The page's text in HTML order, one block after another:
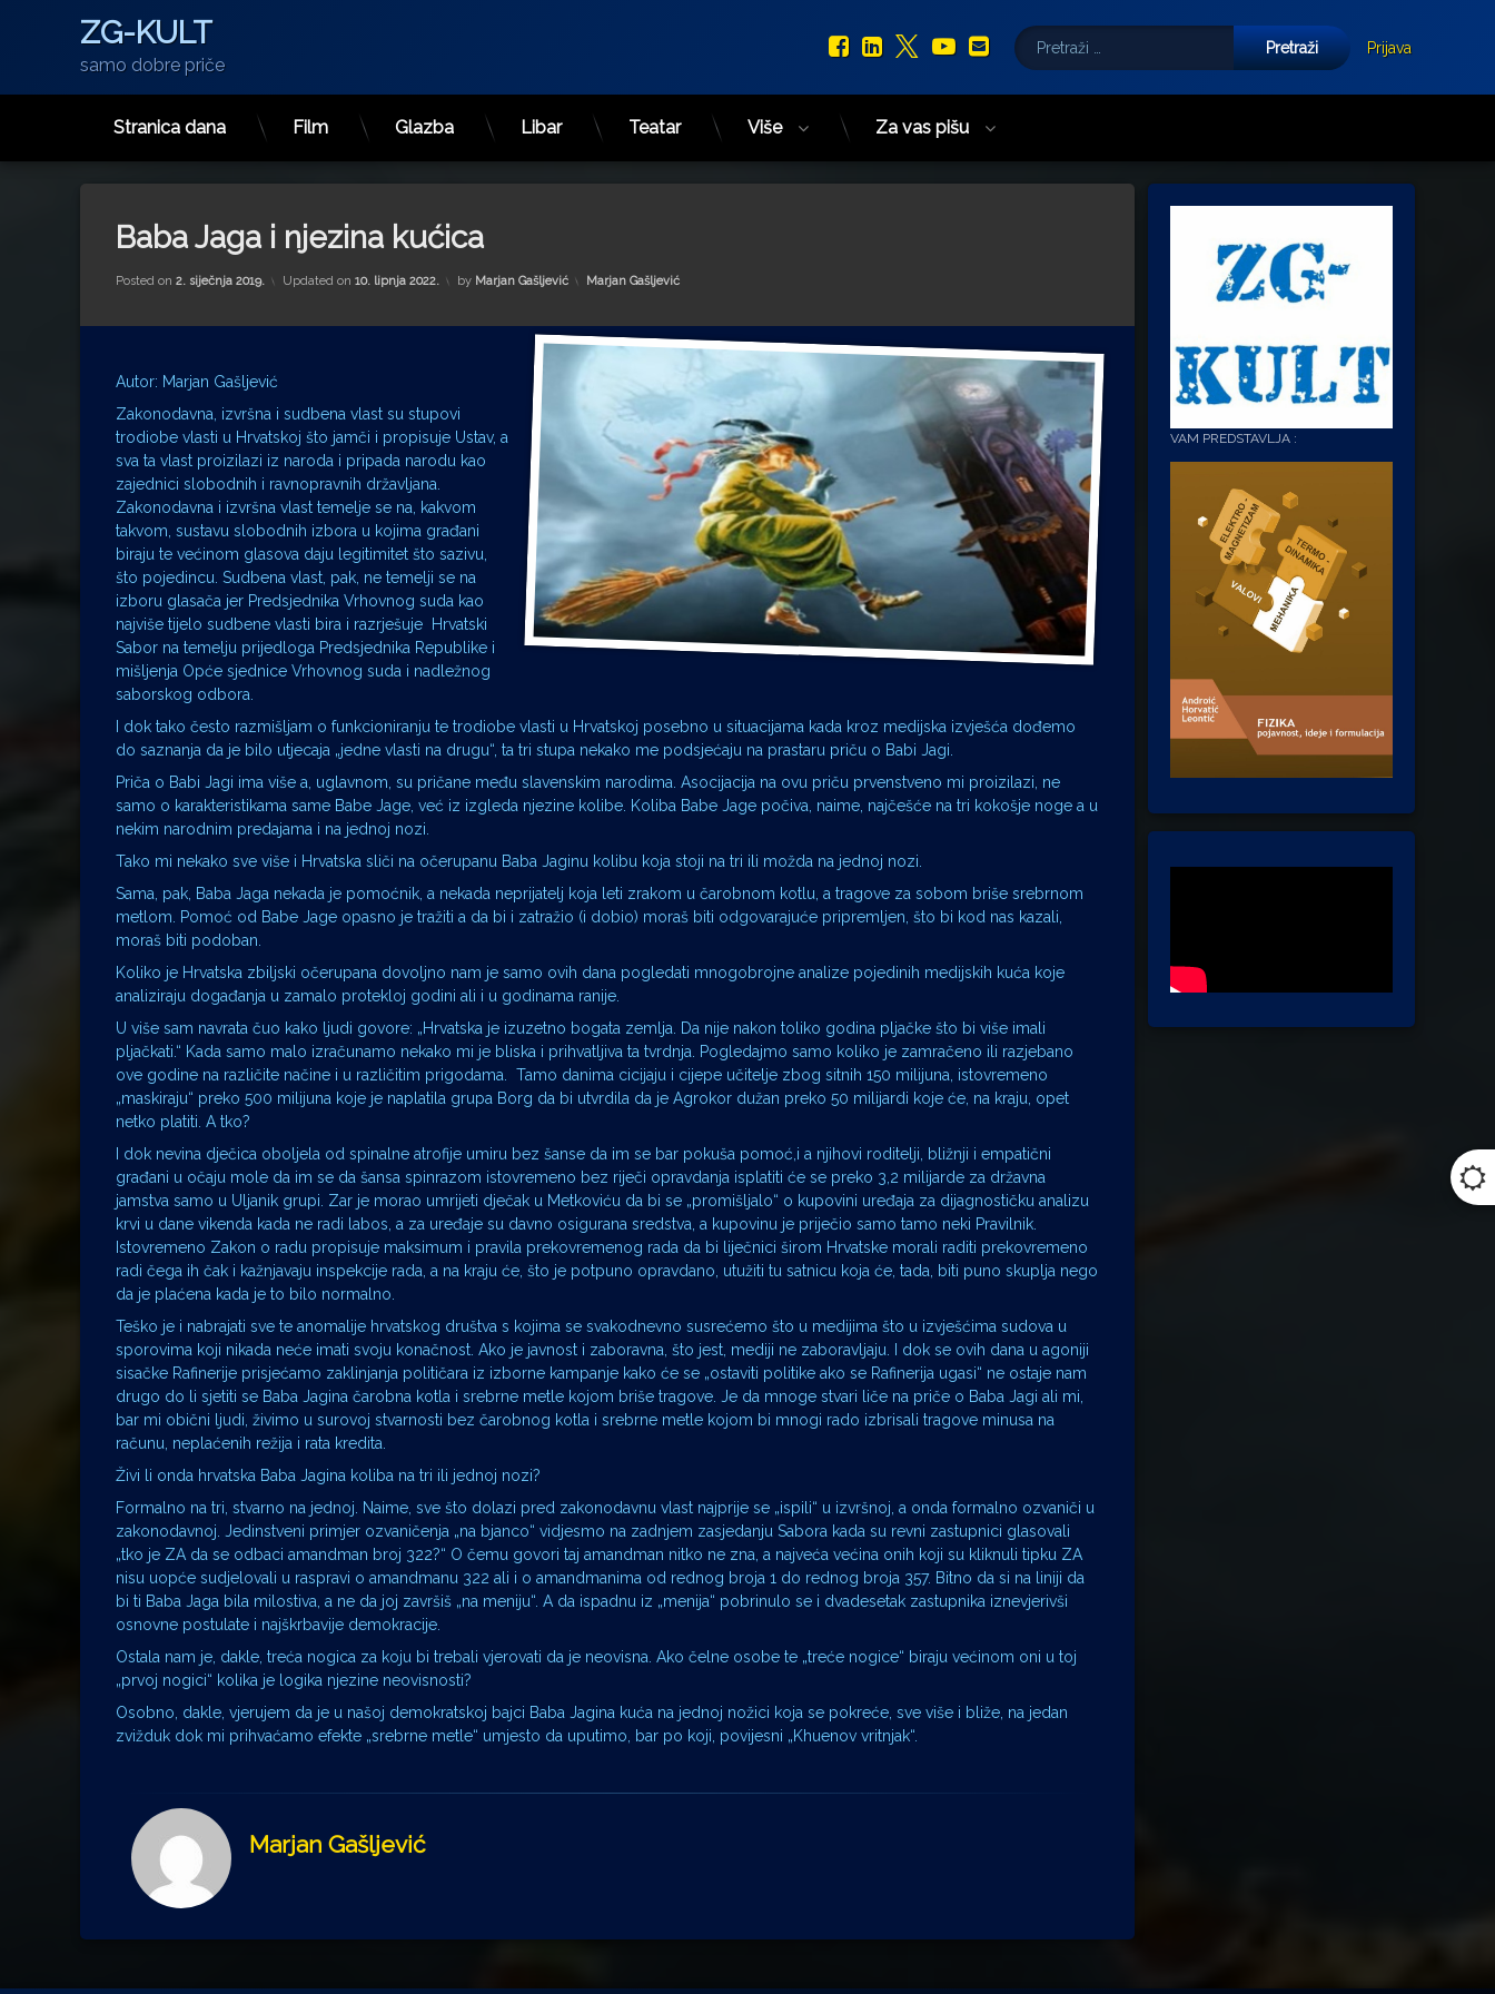
Preskoči
ZG-KULT
samo dobre priče
Facebook
LinkedIn
X.com
YouTube
E-mail
Pretraži:
Prijava
Stranica dana Film Glazba Libar Teatar Više Za vas pišu
Baba Jaga i njezina kućica
Posted on 2. siječnja 2019. Updated on 10. lipnja 2022. by Marjan Gašljević Kategorije:
Marjan Gašljević
Autor: Marjan Gašljević
Zakonodavna, izvršna i sudbena vlast su stupovi
trodiobe vlasti u Hrvatskoj što jamči i propisuje Ustav, a
sva ta vlast proizilazi iz naroda i pripada narodu kao
zajednici slobodnih i ravnopravnih državljana.
Zakonodavna i izvršna vlast temelje se na, kakvom
takvom, sustavu slobodnih izbora u kojima građani
biraju te većinom glasova daju legitimitet što sazivu,
što pojedincu. Sudbena vlast, pak, ne temelji se na
izboru glasača jer Predsjednika Vrhovnog suda kao
najviše tijelo sudbene vlasti bira i razrješuje Hrvatski
Sabor na temelju prijedloga Predsjednika Republike i
mišljenja Opće sjednice Vrhovnog suda i nadležnog
saborskog odbora.
I dok tako često razmišljam o funkcioniranju te trodiobe vlasti u Hrvatskoj posebno u situacijama kada kroz medijska izvješća dođemo
do saznanja da je bilo utjecaja „jedne vlasti na drugu“, ta tri stupa nekako me podsjećaju na prastaru priču o Babi Jagi.
Priča o Babi Jagi ima više a, uglavnom, su pričane među slavenskim narodima. Asocijacija na ovu priču prvenstveno mi proizilazi, ne
samo o karakteristikama same Babe Jage, već iz izgleda njezine kolibe. Koliba Babe Jage počiva, naime, najčešće na tri kokošje noge a u
nekim narodnim predajama i na jednoj nozi.
Tako mi nekako sve više i Hrvatska sliči na očerupanu Baba Jaginu kolibu koja stoji na tri ili možda na jednoj nozi.
Sama, pak, Baba Jaga nekada je pomoćnik, a nekada neprijatelj koja leti zrakom u čarobnom kotlu, a tragove za sobom briše srebrnom
metlom. Pomoć od Babe Jage opasno je tražiti a da bi i zatražio (i dobio) moraš biti odgovarajuće pripremljen, što bi kod nas kazali,
moraš biti podoban.
Koliko je Hrvatska zbiljski očerupana dovoljno nam je samo ovih dana pogledati mnogobrojne analize pojedinih medijskih kuća koje
analiziraju događanja u zamalo protekloj godini ali i u godinama ranije.
U više sam navrata čuo kako ljudi govore: „Hrvatska je izuzetno bogata zemlja. Da nije nakon toliko godina pljačke što bi više imali
pljačkati.“ Kada samo malo izračunamo nekako mi je bliska i prihvatljiva ta tvrdnja. Pogledajmo samo koliko je zamračeno ili razjebano
ove godine na različite načine i u različitim prigodama. Tamo danima cicijaju i cijepe učitelje zbog sitnih 150 milijuna, istovremeno
„maskiraju“ preko 500 milijuna koje je naplatila grupa Borg da bi utvrdila da je Agrokor dužan preko 50 milijardi koje će, na kraju, opet
netko platiti. A tko?
I dok nevina dječica oboljela od spinalne atrofije umiru bez šanse da im se bar pokuša pomoć,i a njihovi roditelji, bližnji i empatični
građani u očaju mole da im se da šansa spinrazom istovremeno bez riječi opravdanja isplatiti će se preko 3,2 milijarde za državna
jamstva samo u Uljanik grupi. Zar je morao umrijeti dječak u Metkoviću da bi se „promišljalo“ o kupovini uređaja za dijagnostičku analizu
krvi u dane vikenda kada ne radi labos, a za uređaje su davno osigurana sredstva, a kupovinu je priječio samo tamo neki Pravilnik.
Istovremeno Zakon o radu propisuje maksimum i pravila prekovremenog rada da bi liječnici širom Hrvatske morali raditi prekovremeno
radi čega ih čak i kažnjavaju inspekcije rada, a na kraju će, što je potpuno opravdano, utužiti tu satnicu koja će, tada, biti puno skuplja nego
da je plaćena kada je to bilo normalno.
Teško je i nabrajati sve te anomalije hrvatskog društva s kojima se svakodnevno susrećemo što u medijima što u izvješćima sudova u
sporovima koji nikada neće imati svoju konačnost. Ako je javnost i zaboravna, što jest, mediji ne zaboravljaju. I dok se ovih dana u agoniji
sisačke Rafinerije prisjećamo zaklinjanja političara iz izborne kampanje kako će se „ostaviti politike ako se Rafinerija ugasi“ ne ostaje nam
drugo do li sjetiti se Baba Jagina čarobna kotla i srebrne metle kojom briše tragove. Je da mnoge stvari liče na priče o Baba Jagi ali mi,
bar mi obični ljudi, živimo u surovoj stvarnosti bez čarobnog kotla i srebrne metle kojom bi mnogi rado izbrisali tragove minusa na
računu, neplaćenih režija i rata kredita.
Živi li onda hrvatska Baba Jagina koliba na tri ili jednoj nozi?
Formalno na tri, stvarno na jednoj. Naime, sve što dolazi pred zakonodavnu vlast najprije se „ispili“ u izvršnoj, a onda formalno ozvaniči u
zakonodavnoj. Jedinstveni primjer ozvaničenja „na bjanco“ vidjesmo na zadnjem zasjedanju Sabora kada su revni zastupnici glasovali
„tko je ZA da se odbaci amandman broj 322?“ O čemu govori taj amandman nitko ne zna, a najveća većina onih koji su kliknuli tipku ZA
nisu uopće sudjelovali u raspravi o amandmanu 322 ali i o amandmanima od rednog broja 1 do rednog broja 357. Bitno da si na liniji da
bi ti Baba Jaga bila milostiva, a ne da joj završiš „na meniju“. A da ispadnu iz „menija“ pobrinulo se i dvadesetak zastupnika iznevjerivši
osnovne postulate i najškrbavije demokracije.
Ostala nam je, dakle, treća nogica za koju bi trebali vjerovati da je neovisna. Ako čelne osobe te „treće nogice“ biraju većinom oni u toj
„prvoj nogici“ kolika je logika njezine neovisnosti?
Osobno, dakle, vjerujem da je u našoj demokratskoj bajci Baba Jagina kuća na jednoj nožici koja se pokreće, sve više i bliže, na jedan
zvižduk dok mi prihvaćamo efekte „srebrne metle“ umjesto da uputimo, bar po koji, povijesni „Khuenov vritnjak“.
Marjan Gašljević
VAM PREDSTAVLJA :